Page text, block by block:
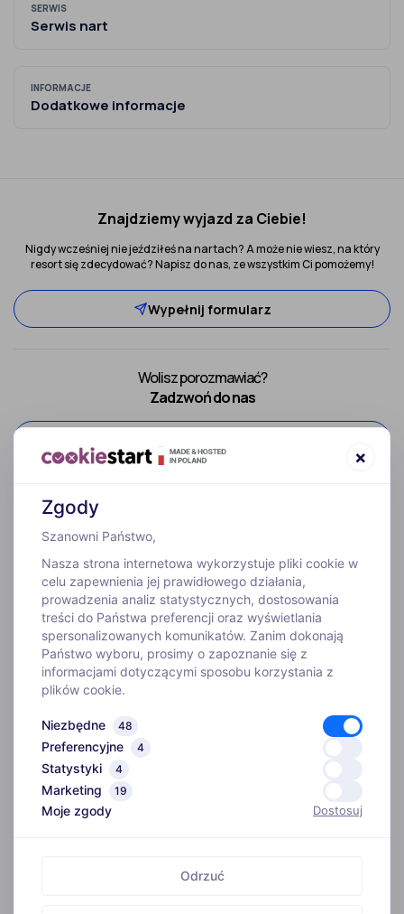
SERWIS
Serwis nart
INFORMACJE
Dodatkowe informacje
Znajdziemy wyjazd za Ciebie!
Nigdy wcześniej nie jeździłeś na nartach? A może nie wiesz, na który
resort się zdecydować? Napisz do nas, ze wszystkim Ci pomożemy!
Wypełnij formularz
Wolisz porozmawiać?
Zadzwoń do nas
WYJAZDY
INFORMACJE
O FIRMIE
Biuro
Kim jesteśmy
ADRES
Zgody
×
Szanowni Państwo,
Nasza strona internetowa wykorzystuje pliki cookie w
celu zapewnienia jej prawidłowego działania,
prowadzenia analiz statystycznych, dostosowania
treści do Państwa preferencji oraz wyświetlania
spersonalizowanych komunikatów. Zanim dokonają
Państwo wyboru, prosimy o zapoznanie się z
informacjami dotyczącymi sposobu korzystania z
plików cookie.
Niezbędne 48
Preferencyjne 4
Statystyki 4
Marketing 19
Moje zgody Dostosuj
Odrzuć